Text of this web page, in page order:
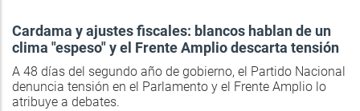
Cardama y ajustes fiscales: blancos hablan de un
clima "espeso" y el Frente Amplio descarta tensión
A 48 días del segundo año de gobierno, el Partido Nacional
denuncia tensión en el Parlamento y el Frente Amplio lo
atribuye a debates.